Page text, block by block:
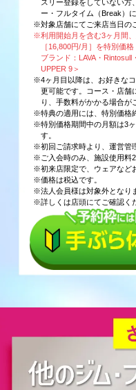
スリー登録をしていない方
ー・フルタイム（Break）
※対象店舗にてご来店当日の
※利用開始月を含む3ヶ月間
［16,800円/月］を特別価
ブランド：LAVA・Rintosull
UPPER 9＞
※4ヶ月目以降は、お好きな
更可能です。コース・店舗
り、手数料がかかる場合が
※特典の適用には、特別価格
※特別価格期間中の月額は3
す。
※初回ご請求時より、運営管
※ご入会時のみ、施設使用料
※初来店限定で、ウェアなど
※価格は税込です。
※法人会員様は対象外となり
※詳しくは店頭にてご確認く